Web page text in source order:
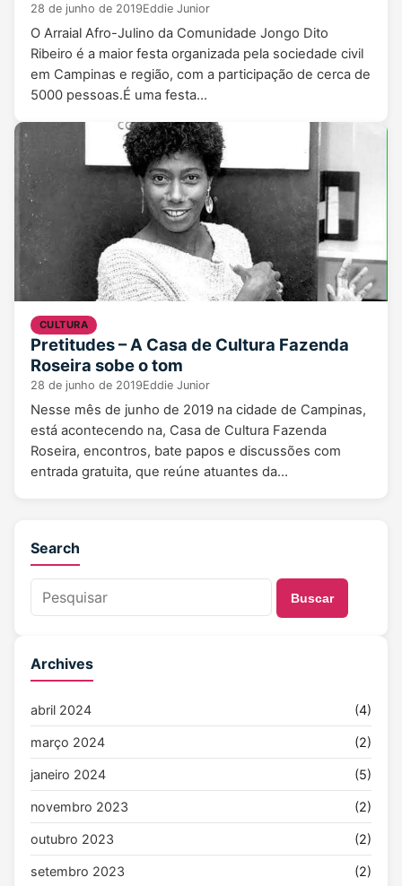
28 de junho de 2019Eddie Junior
O Arraial Afro-Julino da Comunidade Jongo Dito
Ribeiro é a maior festa organizada pela sociedade civil
em Campinas e região, com a participação de cerca de
5000 pessoas.É uma festa…
CULTURA
Pretitudes – A Casa de Cultura Fazenda
Roseira sobe o tom
28 de junho de 2019Eddie Junior
Nesse mês de junho de 2019 na cidade de Campinas,
está acontecendo na, Casa de Cultura Fazenda
Roseira, encontros, bate papos e discussões com
entrada gratuita, que reúne atuantes da…
Search
Buscar
Archives
abril 2024 (4)
março 2024 (2)
janeiro 2024 (5)
novembro 2023 (2)
outubro 2023 (2)
setembro 2023 (2)